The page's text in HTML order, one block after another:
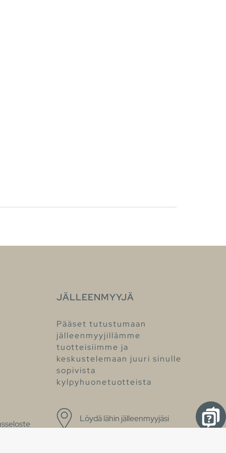
JÄLLEENMYYJÄ
Pääset tutustumaan
jälleenmyyjillämme
tuotteisiimme ja
keskustelemaan juuri sinulle
sopivista
kylpyhuonetuotteista
Löydä lähin jälleenmyyjäsi